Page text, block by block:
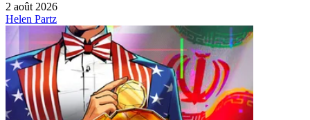
2 août 2026
Helen Partz